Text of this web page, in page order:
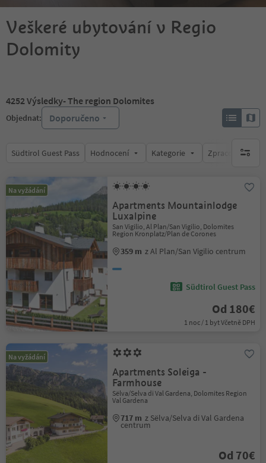
Veškeré ubytování v Regio
Dolomity
4252Výsledky- The region Dolomites
Objednat: Doporučeno
Südtirol Guest Pass Hodnocení Kategorie Zpracovávábrak
Na vyžádání
Apartments Mountainlodge
Luxalpine
San Vigilio, Al Plan/San Vigilio, Dolomites
Region Kronplatz/Plan de Corones
359 m z Al Plan/San Vigilio centrum
Südtirol Guest Pass
Od 180€
1 noc / 1 byt Včetně DPH
Na vyžádání
Apartments Soleiga -
Farmhouse
Sëlva/Selva di Val Gardena, Dolomites Region
Val Gardena
717 m z Sëlva/Selva di Val Gardena
centrum
Od 70€